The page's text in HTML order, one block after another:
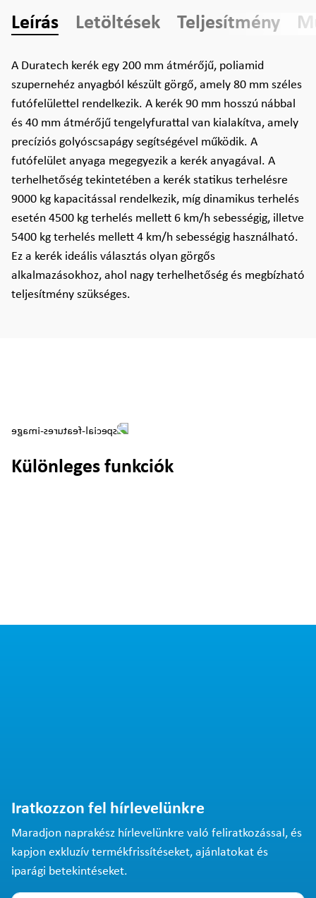
Leírás Letöltések Teljesítmény
A Duratech kerék egy 200 mm átmérőjű, poliamid
szupernehéz anyagból készült görgő, amely 80 mm széles
futófelülettel rendelkezik. A kerék 90 mm hosszú nábbal
és 40 mm átmérőjű tengelyfurattal van kialakítva, amely
precíziós golyóscsapágy segítségével működik. A
futófelület anyaga megegyezik a kerék anyagával. A
terhelhetőség tekintetében a kerék statikus terhelésre
9000 kg kapacitással rendelkezik, míg dinamikus terhelés
esetén 4500 kg terhelés mellett 6 km/h sebességig, illetve
5400 kg terhelés mellett 4 km/h sebességig használható.
Ez a kerék ideális választás olyan görgős
alkalmazásokhoz, ahol nagy terhelhetőség és megbízható
teljesítmény szükséges.
Különleges funkciók
Iratkozzon fel hírlevelünkre
Maradjon naprakész hírlevelünkre való feliratkozással, és
kapjon exkluzív termékfrissítéseket, ajánlatokat és
iparági betekintéseket.